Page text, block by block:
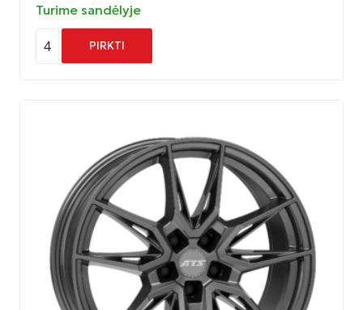
Turime sandėlyje
4 PIRKTI